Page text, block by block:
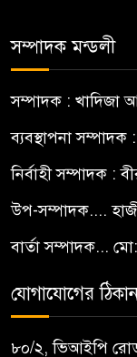
সম্পাদক মন্ডলী
সম্পাদক : খাদিজা
ব্যবস্থাপনা
নির্বাহী সম্পাদক :
উপ-সম্পাদক....
বার্তা সম্পাদক...
যোগাযোগের
৮০/২, ভিআইপি